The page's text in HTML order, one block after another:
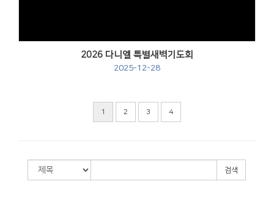
2026 다니엘 특별새벽기도회
2025-12-28
1 2 3 4
검색